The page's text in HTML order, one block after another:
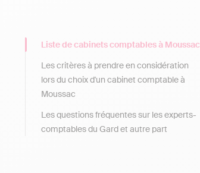
Liste de cabinets comptables à Moussac
Les critères à prendre en considération
lors du choix d'un cabinet comptable à
Moussac
Les questions fréquentes sur les experts-
comptables du Gard et autre part